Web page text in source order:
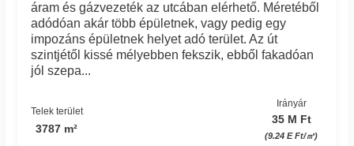
áram és gázvezeték az utcában elérhető. Méretéből
adódóan akár több épületnek, vagy pedig egy
impozáns épületnek helyet adó terület. Az út
szintjétől kissé mélyebben fekszik, ebből fakadóan
jól szepa...
Telek terület
3787 m²
Irányár
35 M Ft
(9.24 E Ft/㎡)